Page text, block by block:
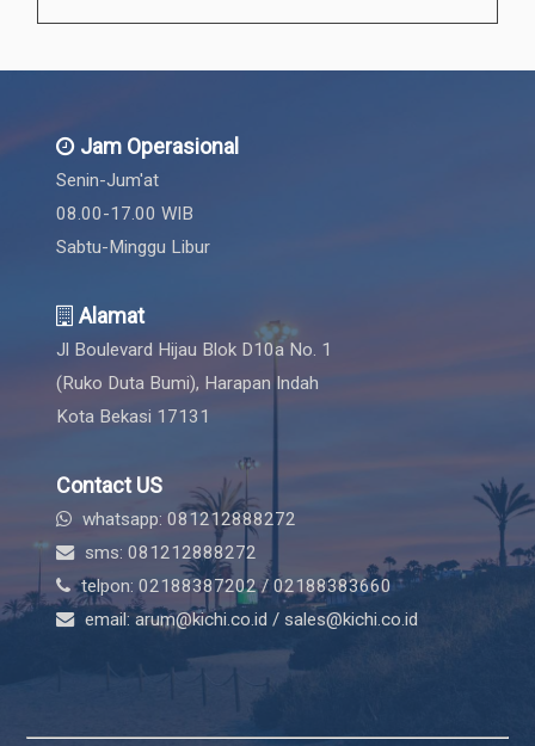
Jam Operasional
Senin-Jum'at
08.00-17.00 WIB
Sabtu-Minggu Libur
Alamat
Jl Boulevard Hijau Blok D10a No. 1
(Ruko Duta Bumi), Harapan Indah
Kota Bekasi 17131
Contact US
whatsapp: 081212888272
sms: 081212888272
telpon: 02188387202 / 02188383660
email: arum@kichi.co.id / sales@kichi.co.id